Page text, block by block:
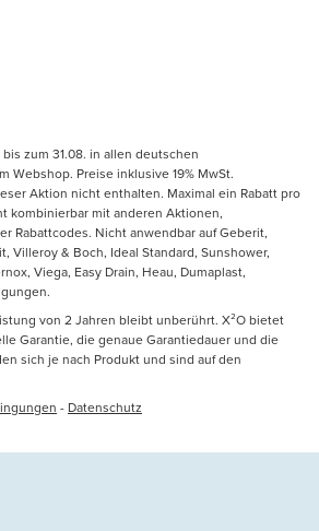
zum 31.08. in allen deutschen
Webshop. Preise inklusive 19% MwSt.
Aktion nicht enthalten. Maximal ein Rabatt pro
kombinierbar mit anderen Aktionen,
Rabattcodes. Nicht anwendbar auf Geberit,
Villeroy & Boch, Ideal Standard, Sunshower,
Viega, Easy Drain, Heau, Dumaplast,
von 2 Jahren bleibt unberührt. X²O bietet
Garantie, die genaue Garantiedauer und die
sich je nach Produkt und sind auf den
- Datenschutz